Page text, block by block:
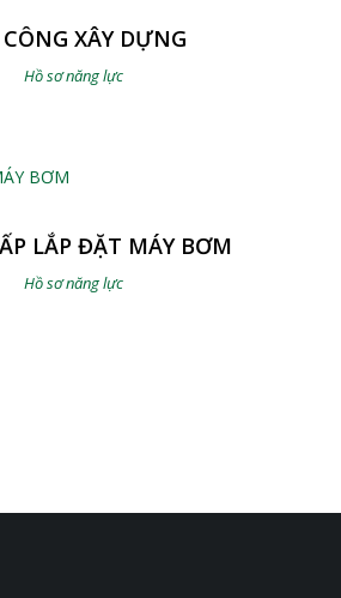
XÂY DỰNG
Hồ sơ năng lực
LẮP ĐẶT MÁY BƠM
Hồ sơ năng lực